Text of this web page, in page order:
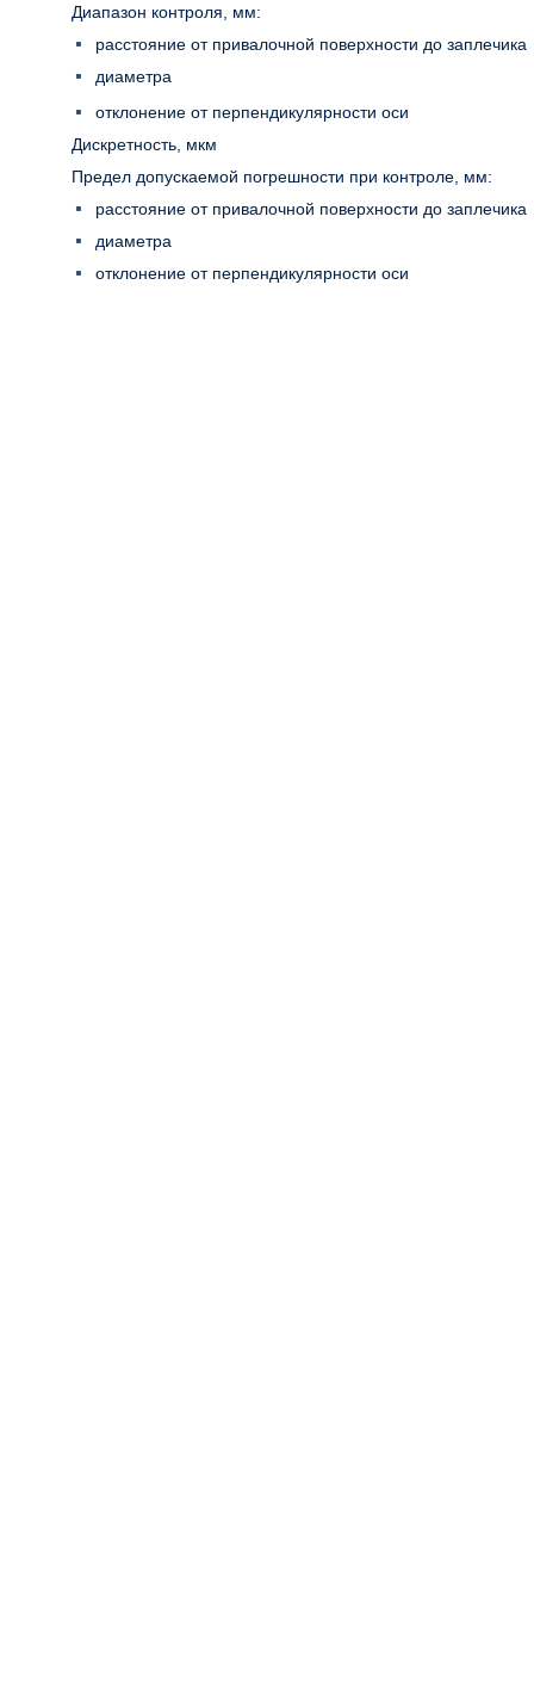
Диапазон контроля, мм:
расстояние от привалочной поверхности до заплечика
диаметра
отклонение от перпендикулярности оси
Дискретность, мкм
Предел допускаемой погрешности при контроле, мм:
расстояние от привалочной поверхности до заплечика
диаметра
отклонение от перпендикулярности оси